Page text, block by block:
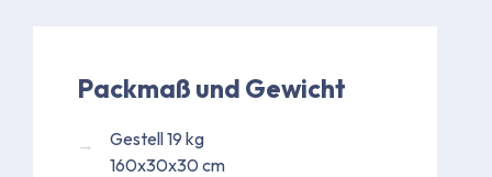
Packmaß und Gewicht
Gestell 19 kg
160x30x30 cm